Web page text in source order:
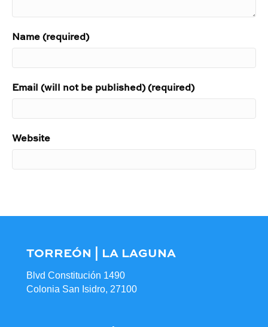
Name (required)
Email (will not be published) (required)
Website
TORREÓN | LA LAGUNA
Blvd Constitución 1490
Colonia San Isidro, 27100